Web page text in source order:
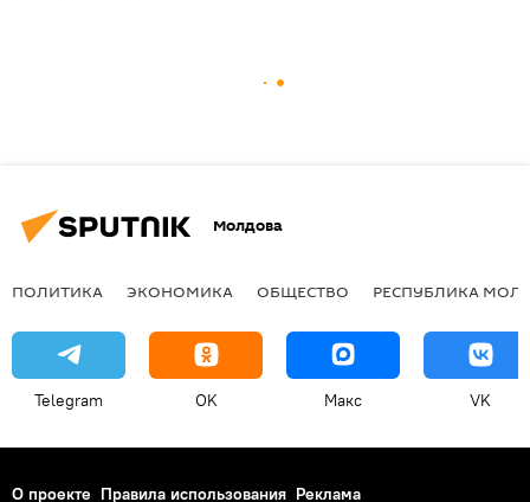
Молдова
ПОЛИТИКА ЭКОНОМИКА ОБЩЕСТВО РЕСПУБЛИКА
Telegram OK Макс VK
О проекте Правила использования Реклама